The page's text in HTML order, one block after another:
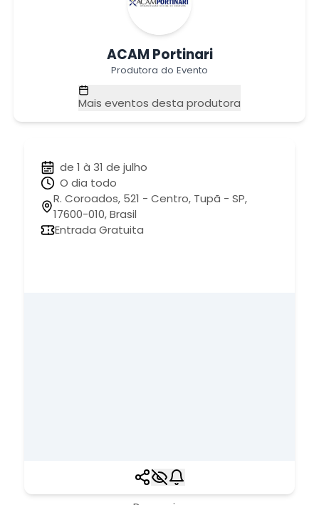
ACAM Portinari
Produtora do Evento
Mais eventos desta produtora
de 1 à 31 de julho
O dia todo
R. Coroados, 521 - Centro, Tupã - SP,
17600-010, Brasil
Entrada Gratuita